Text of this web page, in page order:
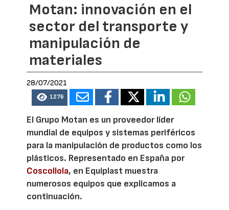
Motan: innovación en el
sector del transporte y
manipulación de
materiales
28/07/2021
1276
El Grupo Motan es un proveedor líder
mundial de equipos y sistemas periféricos
para la manipulación de productos como los
plásticos. Representado en España por
Coscollola, en Equiplast muestra
numerosos equipos que explicamos a
continuación.